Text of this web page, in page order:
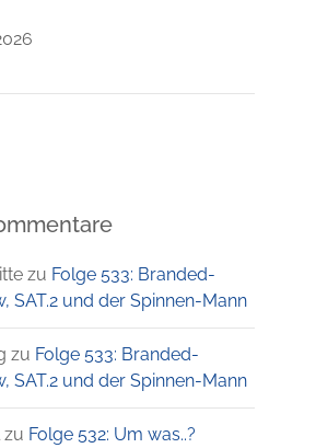
zu Folge 533: Branded-
SAT.2 und der Spinnen-Mann
zu Folge 533: Branded-
SAT.2 und der Spinnen-Mann
zu Folge 532: Um was..?